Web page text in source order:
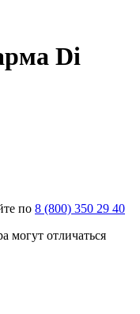
Di
по 8 (800) 350 29 40
могут отличаться